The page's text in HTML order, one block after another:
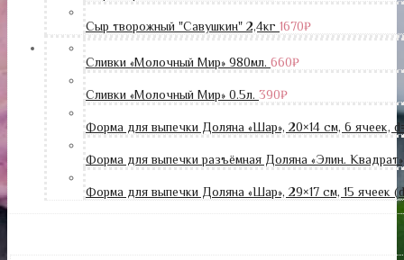
Сыр творожный "Савушкин" 2,4кг 1670₽
Сливки «Молочный Мир» 980мл. 660₽
Сливки «Молочный Мир» 0.5л. 390₽
Форма для выпечки Доляна «Шар», 20×14 см, 6 ячеек,
Форма для выпечки разъёмная Доляна «Элин.
Форма для выпечки Доляна «Шар», 29×17 см, 15 ячеек